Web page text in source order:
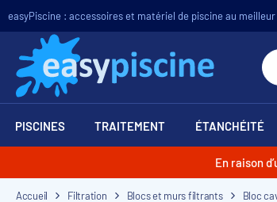
easyPiscine : accessoires et matériel de piscine au
PISCINES TRAITEMENT ÉTANCHÉITÉ
En raison
Accueil Filtration Blocs et murs filtrants Bloc